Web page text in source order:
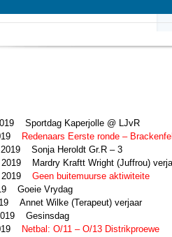
Sportdag Kaperjolle @ LJvR
Redenaars Eerste ronde –
2019 Sonja Heroldt Gr.R – 3
2019 Mardry Kraftt Wright (Juffrou)
2019Geen buitemuurse aktiwiteite
Goeie Vrydag
Annet Wilke (Terapeut) verjaar
Gesinsdag
Netbal: O/11 – O/13 Distrikproewe